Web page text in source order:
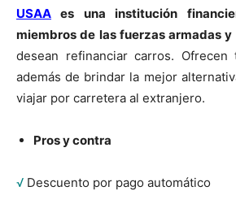
USAA es una institución
miembros de las fuerzas armadas
desean refinanciar carros. Ofrecen
además de brindar la mejor
viajar por carretera al extranjero.
Pros y contra
√ Descuento por pago automático